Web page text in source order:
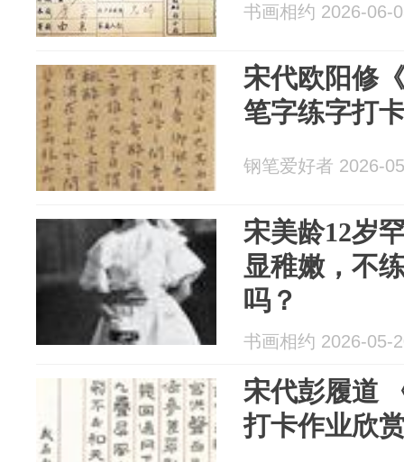
书画相约 2026-06-
宋代欧阳修
笔字练字打
钢笔爱好者 2026-
宋美龄12岁
显稚嫩，不
吗？
书画相约 2026-05-
宋代彭履道
打卡作业欣